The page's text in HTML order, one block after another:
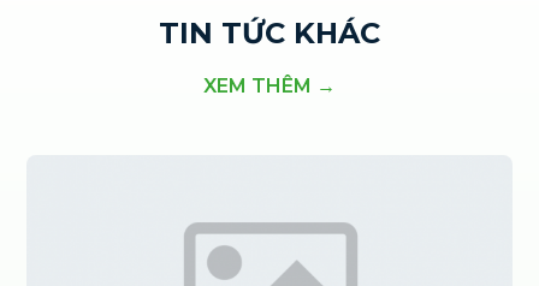
TIN TỨC KHÁC
XEM THÊM →